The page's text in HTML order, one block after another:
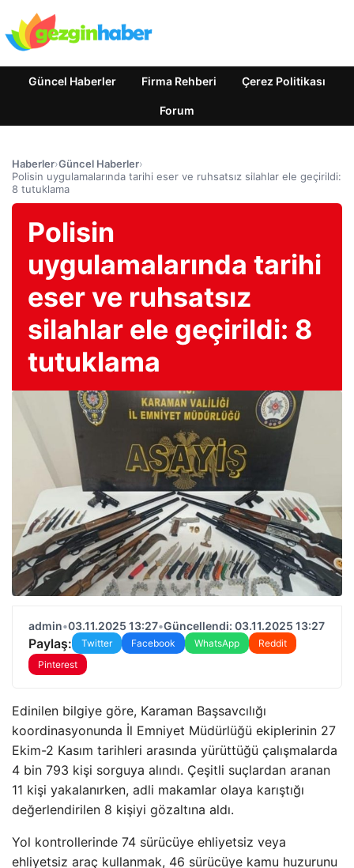
Güncel Haberler Firma Rehberi Çerez Politikası
Forum
Haberler›Güncel Haberler›
Polisin uygulamalarında tarihi eser ve ruhsatsız silahlar ele geçirildi:
8 tutuklama
Polisin
uygulamalarında tarihi
eser ve ruhsatsız
silahlar ele geçirildi: 8
tutuklama
admin•03.11.2025 13:27•Güncellendi: 03.11.2025 13:27
Paylaş: Twitter Facebook WhatsApp
Reddit
Pinterest
Edinilen bilgiye göre, Karaman Başsavcılığı
koordinasyonunda İl Emniyet Müdürlüğü ekiplerinin 27
Ekim-2 Kasım tarihleri ​​arasında yürüttüğü çalışmalarda
4 bin 793 kişi sorguya alındı. Çeşitli suçlardan aranan
11 kişi yakalanırken, adli makamlar olaya karıştığı
değerlendirilen 8 kişiyi gözaltına aldı.
Yol kontrollerinde 74 sürücüye ehliyetsiz veya
ehliyetsiz araç kullanmak, 46 sürücüye kamu huzurunu